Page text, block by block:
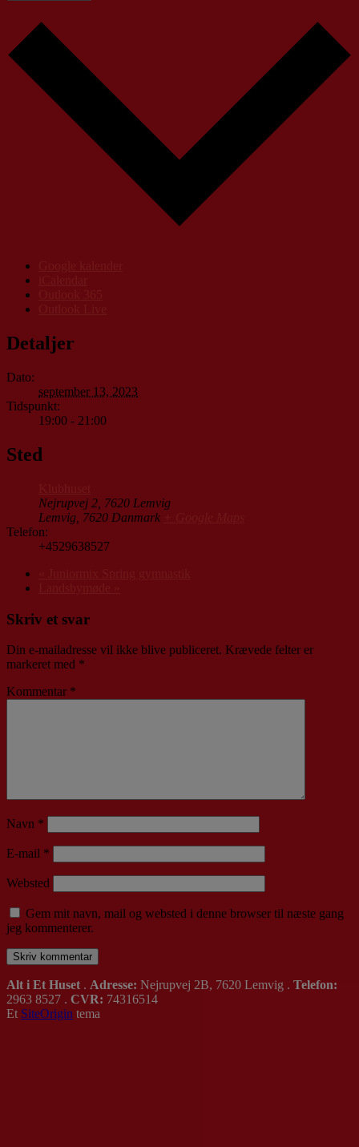
Detaljer
Dato:
september 13, 2023
Tidspunkt:
19:00 - 21:00
Sted
Nejrupvej 2, 7620 Lemvig
Lemvig 7620 Danmark
Telefon:
+4529638527
Skriv et svar
Din e-mailadresse vil ikke blive publiceret. Krævede felter er
markeret med *
Kommentar *
Navn *
E-mail *
Websted
Gem mit navn, mail og websted i denne browser til næste gang
jeg kommenterer.
Alt i Et Huset . Adresse: Nejrupvej 2B, 7620 Lemvig . Telefon:
2963 8527 . CVR: 74316514
Et SiteOrigin tema